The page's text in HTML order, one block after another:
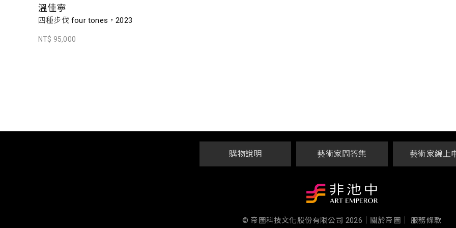
溫佳寧
四種步伐 four tones，2023
NT$ 95,000
購物說明 藝術家問答集 藝術家線上
© 帝圖科技文化股份有限公司 2026 關於帝圖｜ 服務條款